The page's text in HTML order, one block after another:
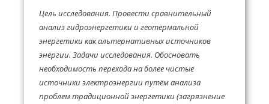
Цель исследования. Провести сравнительный
анализ гидроэнергетики и геотермальной
энергетики как альтернативных источников
энергии. Задачи исследования. Обосновать
необходимость перехода на более чистые
источники электроэнергии путём анализа
проблем традиционной энергетики (загрязнение